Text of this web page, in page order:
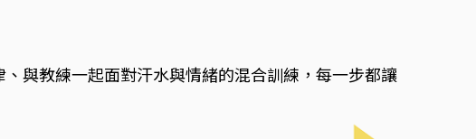
與教練一起面對汗水與情緒的混合訓練，每一步都讓